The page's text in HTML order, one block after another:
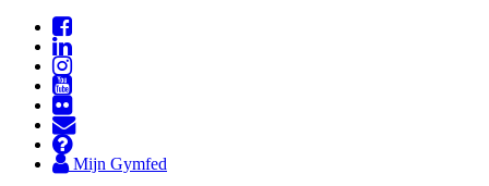
Mijn Gymfed